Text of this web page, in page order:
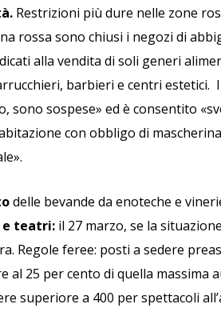
Restrizioni più dure nelle zone
rossa sono chiusi i negozi di
alla vendita di soli generi
barbieri e centri estetici.
sono sospese» ed è consentito
con obbligo di
delle bevande da enoteche e
e teatri: il 27 marzo, se la
Regole feree: posti a sedere
al 25 per cento di quella massima
superiore a 400 per spettacoli